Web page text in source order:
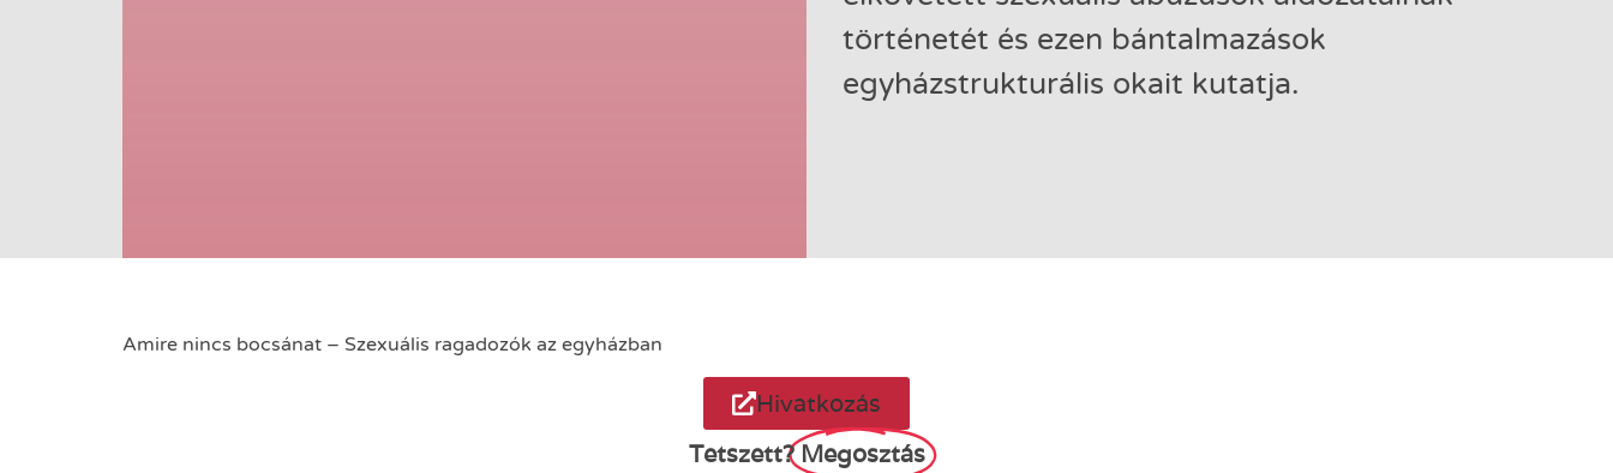
történetét és ezen bántalmazások
egyházstrukturális okait kutatja.
Amire nincs bocsánat – Szexuális ragadozók az egyházban
Hivatkozás
Tetszett?Megosztás